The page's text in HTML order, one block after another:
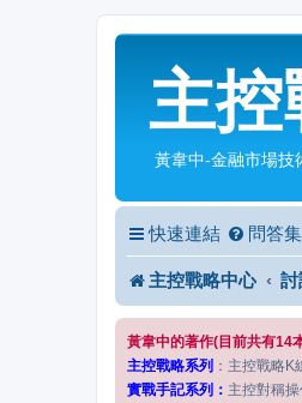
主控
黃韋中-金融市場技
快速連結 問答集
主控戰略中心
黃韋中的著作(目前共有14
主控戰略系列 ：主控戰略
實戰手記系列： 主控對稱